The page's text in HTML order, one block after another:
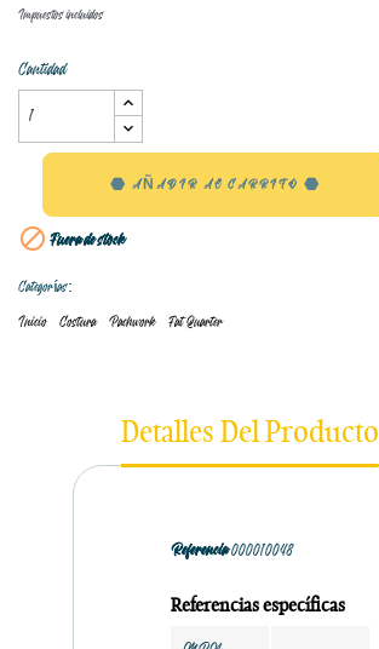
Impuestos incluidos
Cantidad
AÑADIR AL CARRITO
 Fuera de stock
Categorías:
Inicio Costura Pachwork Fat Quarter
Detalles Del Producto
Referencia000010048
Referencias específicas